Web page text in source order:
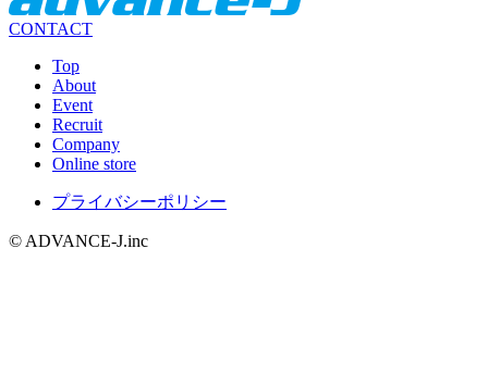
CONTACT
Top
About
Event
Recruit
Company
Online store
プライバシーポリシー
© ADVANCE-J.inc